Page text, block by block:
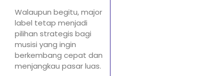
Walaupun begitu, major
label tetap menjadi
pilihan strategis bagi
musisi yang ingin
berkembang cepat dan
menjangkau pasar luas.